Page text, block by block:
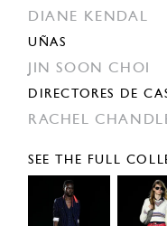
DIANE KENDAL
UÑAS
JIN SOON CHOI
DIRECTORES DE
RACHEL
SEE THE FULL